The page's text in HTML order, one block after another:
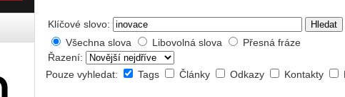
Klíčové slovo: Hledat
Všechna slova Libovolná slova
Přesná fráze
Řazení:
Pouze vyhledat:
Tags Články Odkazy Kontakty